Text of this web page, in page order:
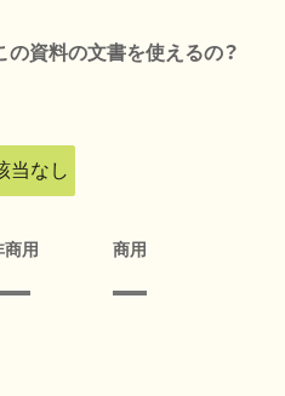
の資料の文書を使えるの？
当なし
商用 商用